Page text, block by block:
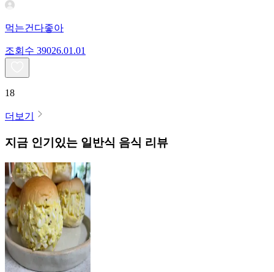
먹는건다좋아
조회수 39026.01.01
18
더보기
지금 인기있는 일반식 음식 리뷰